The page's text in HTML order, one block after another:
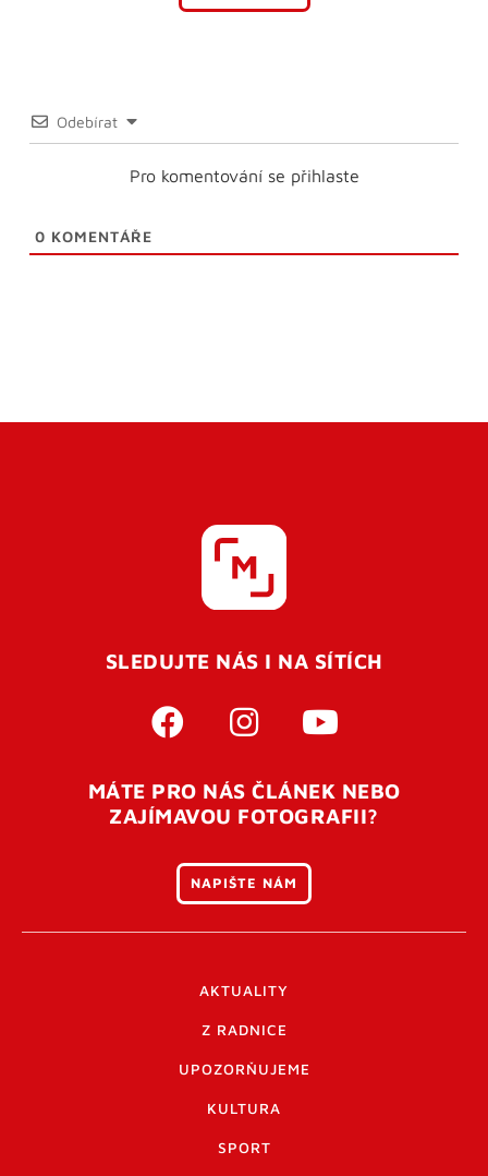
Odebírat
Pro komentování se přihlaste
0 KOMENTÁŘE
SLEDUJTE NÁS I NA SÍTÍCH
MÁTE PRO NÁS ČLÁNEK NEBO
ZAJÍMAVOU FOTOGRAFII?
NAPIŠTE NÁM
AKTUALITY
Z RADNICE
UPOZORŇUJEME
KULTURA
SPORT